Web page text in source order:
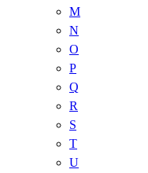
M
N
O
P
Q
R
S
T
U